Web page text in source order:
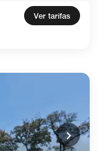
Ver tarifas